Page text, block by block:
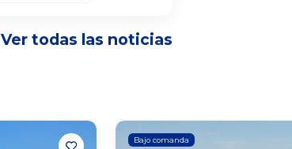
Ver todas las noticias
Bajo comanda